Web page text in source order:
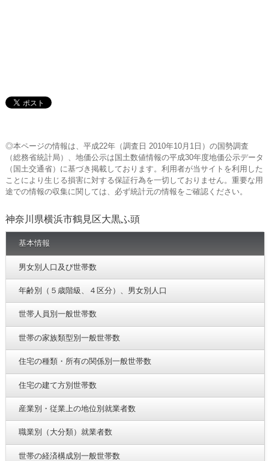
◎本ページの情報は、平成22年（調査日 2010年10月1日）の国勢調査
（総務省統計局）、地価公示は国土数値情報の平成30年度地価公示データ
（国土交通省）に基づき掲載しております。利用者が当サイトを利用した
ことにより生じる損害に対する保証行為を一切しておりません。重要な用
途での情報の収集に関しては、必ず統計元の情報をご確認ください。
神奈川県横浜市鶴見区大黒ふ頭
基本情報
男女別人口及び世帯数
年齢別（５歳階級、４区分）、男女別人口
世帯人員別一般世帯数
世帯の家族類型別一般世帯数
住宅の種類・所有の関係別一般世帯数
住宅の建て方別世帯数
産業別・従業上の地位別就業者数
職業別（大分類）就業者数
世帯の経済構成別一般世帯数